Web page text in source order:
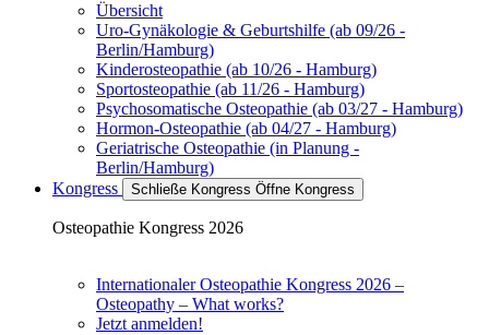
Übersicht
Uro-Gynäkologie & Geburtshilfe (ab 09/26 -
Berlin/Hamburg)
Kinderosteopathie (ab 10/26 - Hamburg)
Sportosteopathie (ab 11/26 - Hamburg)
Psychosomatische Osteopathie (ab 03/27 - Hamburg)
Hormon-Osteopathie (ab 04/27 - Hamburg)
Geriatrische Osteopathie (in Planung -
Berlin/Hamburg)
Kongress
Schließe Kongress Öffne Kongress
Osteopathie Kongress 2026
Internationaler Osteopathie Kongress 2026 –
Osteopathy – What works?
Jetzt anmelden!